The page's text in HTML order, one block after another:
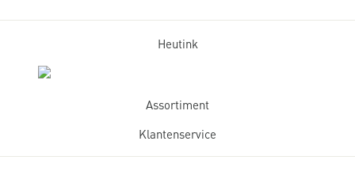
Heutink
Assortiment
Klantenservice